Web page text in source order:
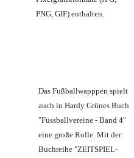
PNG, GIF) enthalten.
Das Fußballwapppen spielt
auch in Hardy Grünes Buch
"Fussballvereine - Band 4"
eine große Rolle. Mit der
Buchreihe "ZEITSPIEL-